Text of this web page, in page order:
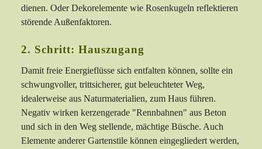
dienen. Oder Dekorelemente wie Rosenkugeln reflektieren
störende Außenfaktoren.
2. Schritt: Hauszugang
Damit freie Energieflüsse sich entfalten können, sollte ein
schwungvoller, trittsicherer, gut beleuchteter Weg,
idealerweise aus Naturmaterialien, zum Haus führen.
Negativ wirken kerzengerade "Rennbahnen" aus Beton
und sich in den Weg stellende, mächtige Büsche. Auch
Elemente anderer Gartenstile können eingegliedert werden,